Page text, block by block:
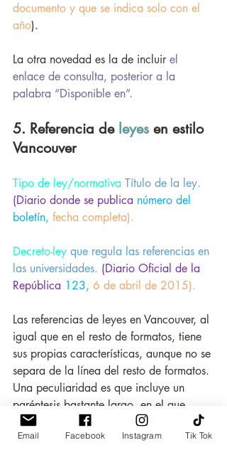
documento y que se indica solo con el
año).
La otra novedad es la de incluir el
enlace de consulta, posterior a la
palabra “Disponible en”.
5. Referencia de leyes en estilo
Vancouver
Tipo de ley/normativa Título de la ley.
(Diario donde se publica número del
boletín, fecha completa).
Decreto-ley que regula las referencias en
las universidades. (Diario Oficial de la
República 123, 6 de abril de 2015).
Las referencias de leyes en Vancouver, al
igual que en el resto de formatos, tiene
sus propias características, aunque no se
separa de la línea del resto de formatos.
Una peculiaridad es que incluye un
paréntesis bastante largo, en el que
incluye
el tipo de diario oficial
número de este diario o boletín,
así
Email Facebook Instagram Tik Tok